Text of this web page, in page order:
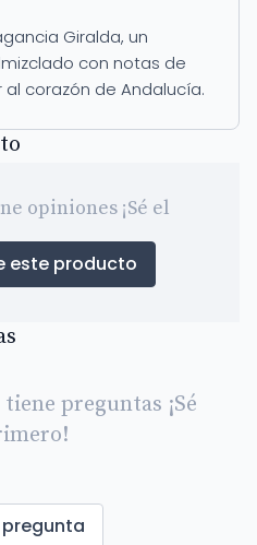
Giralda, un
con notas de
corazón de Andalucía.
opiniones ¡Sé el
este producto
preguntas ¡Sé
pregunta